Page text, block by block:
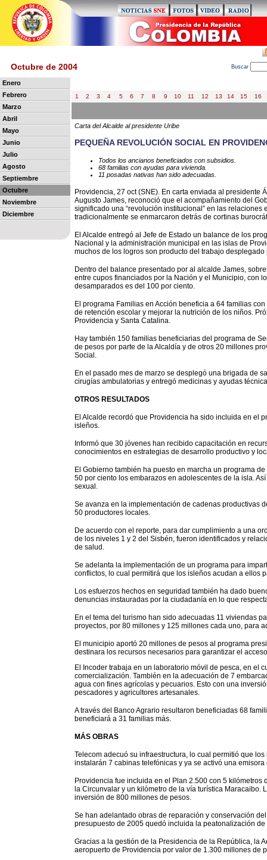
Octubre de 2004 Buscar
Enero
Febrero
Marzo
Abril
Mayo
Junio
Julio
Agosto
Septiembre
Octubre
Noviembre
Diciembre
1 2 3 4 5 6 7 8 9 10 11 12 13 14 15 16
Carta del Alcalde al presidente Uribe
PEQUEÑA REVOLUCIÓN SOCIAL EN
Todos los ancianos beneficiados con subsidios.
68 familias con ayudas para vivienda.
11 posadas nativas han sido adecuadas.
Providencia, 27 oct (SNE). En carta enviada al presidente
Augusto James, reconoció que el acompañamiento del
significado una “revolución institucional” en las
tradicionalmente se enmarcaron detrás de cortinas
El Alcalde entregó al Jefe de Estado un balance de los
Nacional y la administración municipal en las islas de
muchos de los logros son producto del trabajo
Dentro del balance presentado por al alcalde James,
entre cupos financiados por la Nación y el Municipio, con
desamparados es del 100 por ciento.
El programa Familias en Acción beneficia a 64 familias
de retención escolar y mejorar la nutrición de los niños.
Providencia y Santa Catalina.
Hay también 150 familias beneficiarias del programa de
de pesos por parte de la Alcaldía y de otros 20 millones
Social.
En el pasado mes de marzo se desplegó una brigada de
cirugías ambulatorias y entregó medicinas y ayudas
OTROS RESULTADOS
El Alcalde recordó que Providencia ha sido incluida en el
isleños.
Informó que 30 jóvenes han recibido capacitación en
conocimientos en estrategias de desarrollo productivo y
El Gobierno también ha puesto en marcha un programa
50 por ciento los embarazos en adolescentes de la isla.
sexual.
Se avanza en la implementación de cadenas productivas
50 productores locales.
De acuerdo con el reporte, para dar cumplimiento a una
de los niveles 1 y 2 del Sisbén, fueron identificados y
de salud.
Se adelanta la implementación de un programa para
conflictos, lo cual permitirá que los isleños acudan a ellos
Los esfuerzos hechos en seguridad también ha dado
denuncias instauradas por la ciudadanía en lo que
En el tema del turismo han sido adecuadas 11 viviendas
proyectos, por 80 millones y 125 millones cada uno, para
El municipio aportó 20 millones de pesos al programa
destinara los recursos necesarios para garantizar el
El Incoder trabaja en un laboratorio móvil de pesca, en el
comercialización. También en la adecuación de 7
agua con fines agrícolas y pecuarios. Esto con una
pescadores y agricultores artesanales.
A través del Banco Agrario resultaron beneficiadas 68
beneficiará a 31 familias más.
MÁS OBRAS
Telecom adecuó su infraestructura, lo cual permitió que
instalarán 7 cabinas telefónicas y ya se activó una
Providencia fue incluida en el Plan 2.500 con 5
la Circunvalar y un kilómetro de la vía turística
inversión de 800 millones de pesos.
Se han adelantado obras de reparación y conservación
presupuesto de 2005 quedó incluida la peatonalización
Gracias a la gestión de la Presidencia de la República, la
aeropuerto de Providencia por valor de 1.300 millones de